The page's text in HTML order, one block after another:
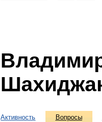
Активность Вопросы